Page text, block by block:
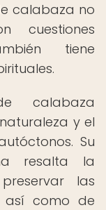
calabaza no
cuestiones
tiene
calabaza
y el
Su
resalta la
las
así como de